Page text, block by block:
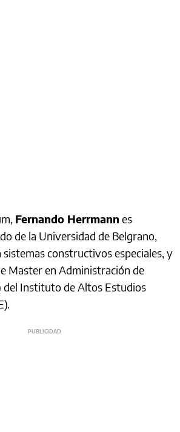
Fernando Herrmann es
de la Universidad de Belgrano,
constructivos especiales, y
Master en Administración de
del Instituto de Altos Estudios